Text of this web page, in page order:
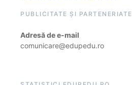
PUBLICITATE ȘI PARTENERIATE
Adresă de e-mail
comunicare@edupedu.ro